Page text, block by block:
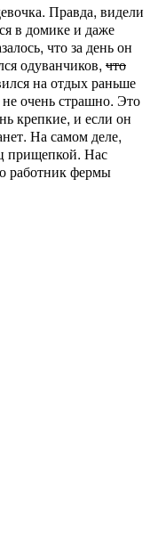
Правда, видели
в домике и даже
что за день он
одуванчиков, что
на отдых раньше
очень страшно. Это
крепкие, и если он
На самом деле,
прищепкой. Нас
работник фермы